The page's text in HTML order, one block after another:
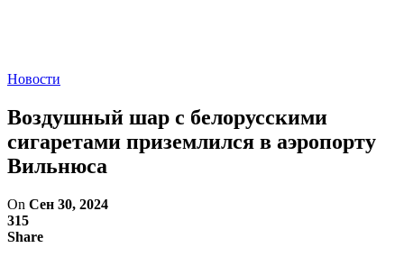
Новости
Воздушный шар с белорусскими
сигаретами приземлился в аэропорту
Вильнюса
On Сен 30, 2024
315
Share